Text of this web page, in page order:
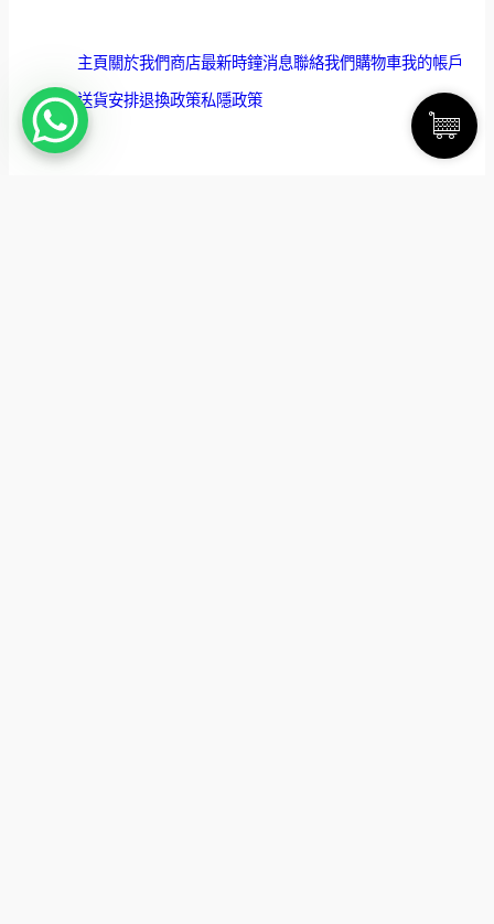
主頁關於我們商店最新時鐘消息聯絡我們購物車我的帳戶
送貨安排退換政策私隱政策